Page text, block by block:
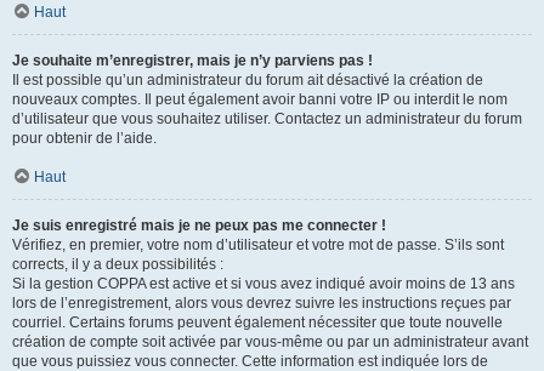
Haut
Je souhaite m’enregistrer, mais je n’y parviens pas !
Il est possible qu’un administrateur du forum ait désactivé la création de
nouveaux comptes. Il peut également avoir banni votre IP ou interdit le nom
d’utilisateur que vous souhaitez utiliser. Contactez un administrateur du forum
pour obtenir de l’aide.
Haut
Je suis enregistré mais je ne peux pas me connecter !
Vérifiez, en premier, votre nom d’utilisateur et votre mot de passe. S’ils sont
corrects, il y a deux possibilités :
Si la gestion COPPA est active et si vous avez indiqué avoir moins de 13 ans
lors de l’enregistrement, alors vous devrez suivre les instructions reçues par
courriel. Certains forums peuvent également nécessiter que toute nouvelle
création de compte soit activée par vous-même ou par un administrateur avant
que vous puissiez vous connecter. Cette information est indiquée lors de